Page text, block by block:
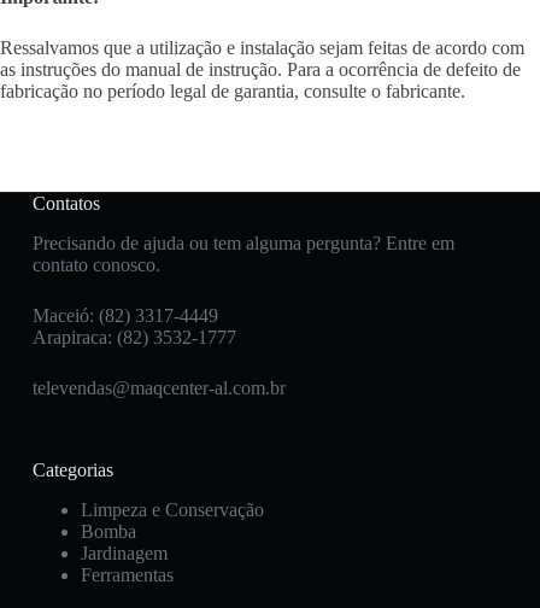
Ressalvamos que a utilização e instalação sejam feitas de acordo com
as instruções do manual de instrução. Para a ocorrência de defeito de
fabricação no período legal de garantia, consulte o fabricante.
Contatos
Precisando de ajuda ou tem alguma pergunta? Entre em
contato conosco.
Maceió: (82) 3317-4449
Arapiraca: (82) 3532-1777
televendas@maqcenter-al.com.br
Categorias
Limpeza e Conservação
Bomba
Jardinagem
Ferramentas